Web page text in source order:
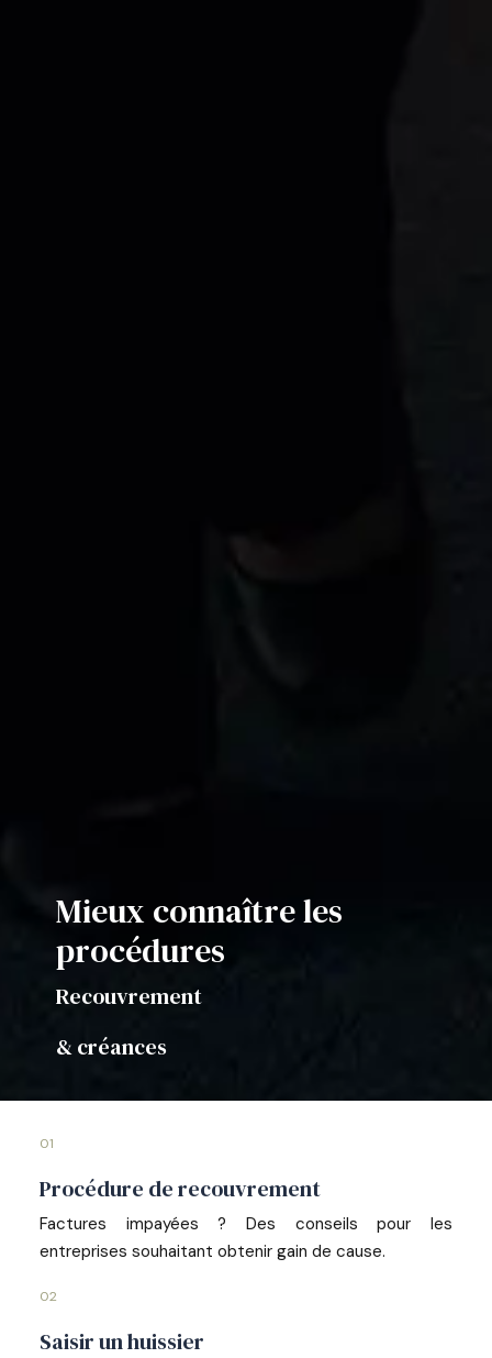
Mieux connaître les
procédures
Recouvrement
& créances
01
Procédure de recouvrement
Factures impayées ? Des conseils pour les
entreprises souhaitant obtenir gain de cause.
02
Saisir un huissier